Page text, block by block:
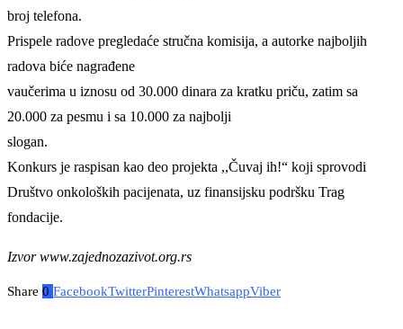
broj telefona.
Prispele radove pregledaće stručna komisija, a autorke najboljih
radova biće nagrađene
vaučerima u iznosu od 30.000 dinara za kratku priču, zatim sa
20.000 za pesmu i sa 10.000 za najbolji
slogan.
Konkurs je raspisan kao deo projekta ,,Čuvaj ih!“ koji sprovodi
Društvo onkoloških pacijenata, uz finansijsku podršku Trag
fondacije.
Izvor www.zajednozazivot.org.rs
Share 0 FacebookTwitterPinterestWhatsappViber